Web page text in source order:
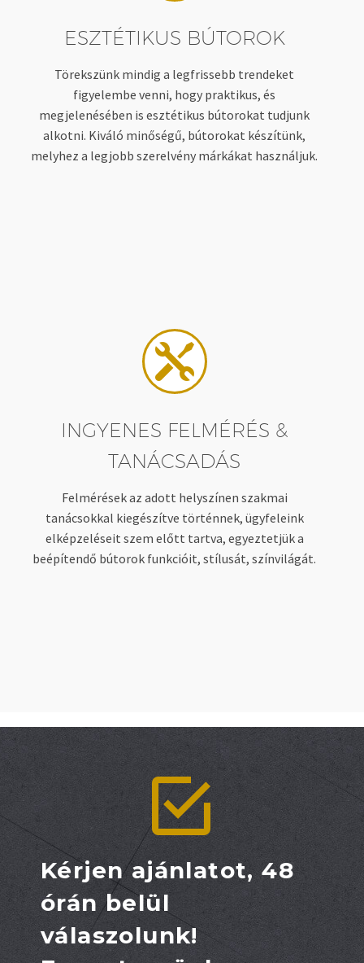

ESZTÉTIKUS BÚTOROK
Törekszünk mindig a legfrissebb trendeket
figyelembe venni, hogy praktikus, és
megjelenésében is esztétikus bútorokat tudjunk
alkotni. Kiváló minőségű, bútorokat készítünk,
melyhez a legjobb szerelvény márkákat használjuk.


INGYENES FELMÉRÉS &
TANÁCSADÁS
Felmérések az adott helyszínen szakmai
tanácsokkal kiegészítve történnek, ügyfeleink
elképzeléseit szem előtt tartva, egyeztetjük a
beépítendő bútorok funkcióit, stílusát, színvilágát.


Kérjen ajánlatot, 48
órán belül
válaszolunk!